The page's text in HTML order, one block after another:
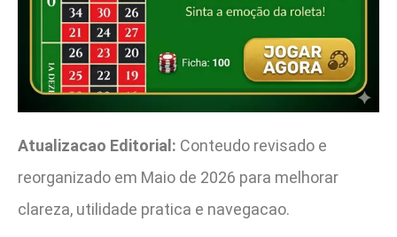
Atualizacao Editorial: Conteudo revisado e
reorganizado em Maio de 2026 para melhorar
clareza, utilidade pratica e navegacao.